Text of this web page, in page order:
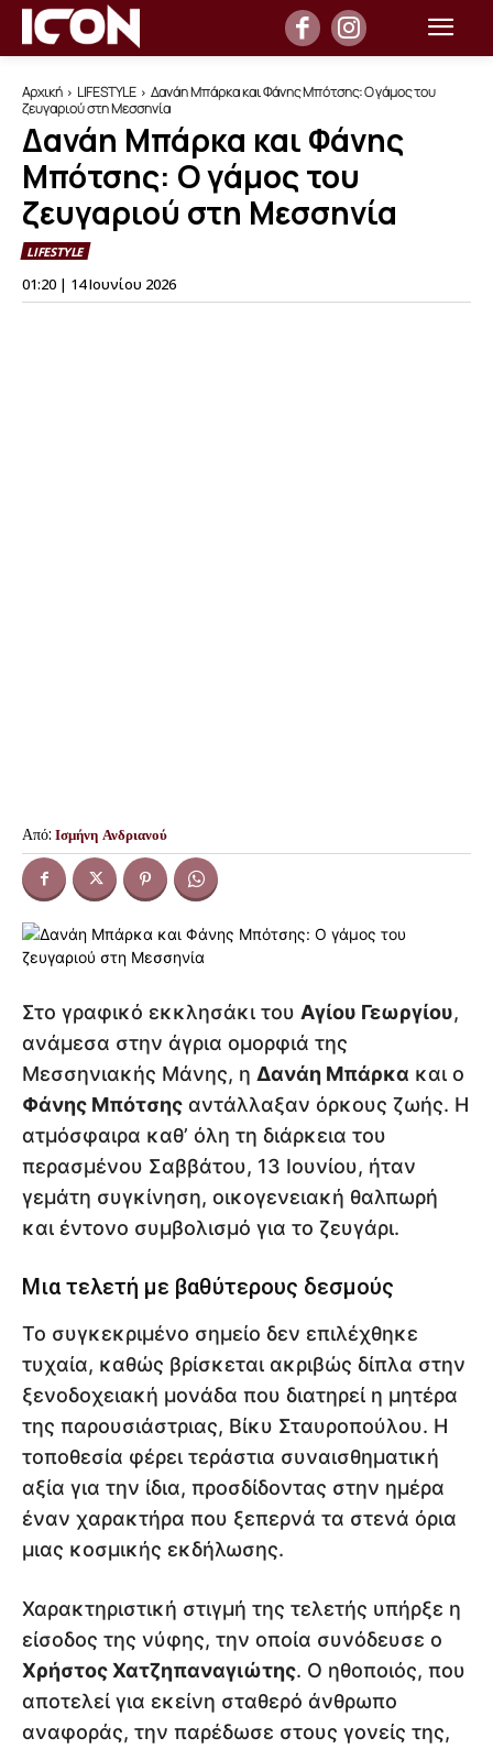
Αρχική LIFESTYLE
Δανάη Μπάρκα και Φάνης Μπότσης: Ο γάμος του
ζευγαριού στη Μεσσηνία
Δανάη Μπάρκα και Φάνης
Μπότσης: Ο γάμος του
ζευγαριού στη Μεσσηνία
LIFESTYLE
01:20 | 14 Ιουνίου 2026
Από: Ισμήνη Ανδριανού
Στο γραφικό εκκλησάκι του Αγίου Γεωργίου,
ανάμεσα στην άγρια ομορφιά της
Μεσσηνιακής Μάνης, η Δανάη Μπάρκα και ο
Φάνης Μπότσης αντάλλαξαν όρκους ζωής. Η
ατμόσφαιρα καθ’ όλη τη διάρκεια του
περασμένου Σαββάτου, 13 Ιουνίου, ήταν
γεμάτη συγκίνηση, οικογενειακή θαλπωρή
και έντονο συμβολισμό για το ζευγάρι.
Μια τελετή με βαθύτερους δεσμούς
Το συγκεκριμένο σημείο δεν επιλέχθηκε
τυχαία, καθώς βρίσκεται ακριβώς δίπλα στην
ξενοδοχειακή μονάδα που διατηρεί η μητέρα
της παρουσιάστριας, Βίκυ Σταυροπούλου. Η
τοποθεσία φέρει τεράστια συναισθηματική
αξία για την ίδια, προσδίδοντας στην ημέρα
έναν χαρακτήρα που ξεπερνά τα στενά όρια
μιας κοσμικής εκδήλωσης.
Χαρακτηριστική στιγμή της τελετής υπήρξε η
είσοδος της νύφης, την οποία συνόδευσε ο
Χρήστος Χατζηπαναγιώτης. Ο ηθοποιός, που
αποτελεί για εκείνη σταθερό άνθρωπο
αναφοράς, την παρέδωσε στους γονείς της,